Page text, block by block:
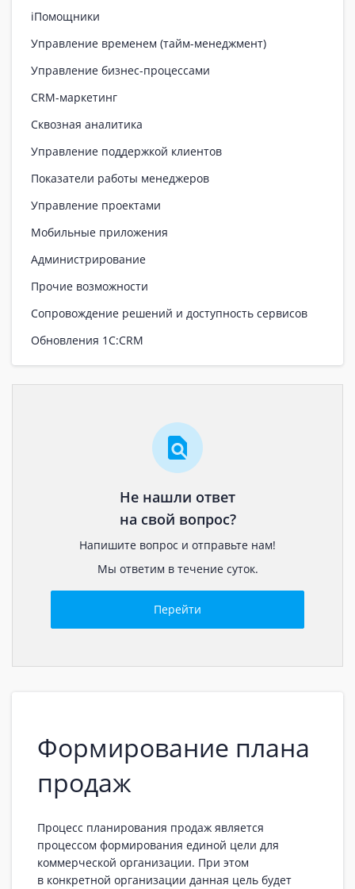
Формирование плана
продаж
Процесс планирования продаж является
процессом формирования единой цели для
коммерческой организации. При этом
в конкретной организации данная цель будет
iПомощники
Управление временем (тайм-менеджмент)
Управление бизнес-процессами
CRM-маркетинг
Сквозная аналитика
Управление поддержкой клиентов
Показатели работы менеджеров
Управление проектами
Мобильные приложения
Администрирование
Прочие возможности
Сопровождение решений и доступность сервисов
Обновления 1С:CRM
Не нашли ответ
на свой вопрос?
Напишите вопрос и отправьте нам!
Мы ответим в течение суток.
Перейти